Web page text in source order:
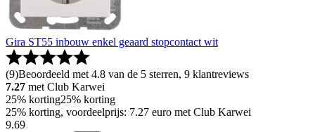
Gira ST55 inbouw enkel geaard stopcontact wit
(9)Beoordeeld met 4.8 van de 5 sterren, 9 klantreviews
7.27 met Club Karwei
25% korting25% korting
25% korting, voordeelprijs: 7.27 euro met Club Karwei
9.69